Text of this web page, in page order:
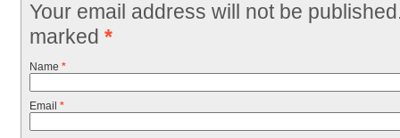
Your email address will not be
marked *
Name *
Email *